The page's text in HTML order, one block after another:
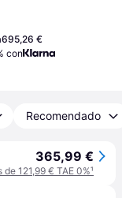
695,26 €
con
Recomendado
365,99 €
de 121,99 € TAE 0%¹